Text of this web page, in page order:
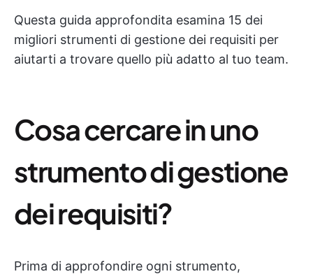
Questa guida approfondita esamina 15 dei
migliori strumenti di gestione dei requisiti per
aiutarti a trovare quello più adatto al tuo team.
Cosa cercare in uno
strumento di gestione
dei requisiti?
Prima di approfondire ogni strumento,